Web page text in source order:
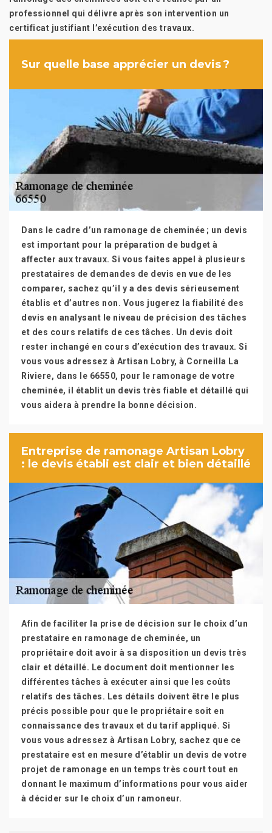
professionnel qui délivre après son intervention un
certificat justifiant l’exécution des travaux.
Sur quelle base apprécier un devis ?
Dans le cadre d’un ramonage de cheminée ; un devis
est important pour la préparation de budget à
affecter aux travaux. Si vous faites appel à plusieurs
prestataires de demandes de devis en vue de les
comparer, sachez qu’il y a des devis sérieusement
établis et d’autres non. Vous jugerez la fiabilité des
devis en analysant le niveau de précision des tâches
et des cours relatifs de ces tâches. Un devis doit
rester inchangé en cours d’exécution des travaux. Si
vous vous adressez à Artisan Lobry, à Corneilla La
Riviere, dans le 66550, pour le ramonage de votre
cheminée, il établit un devis très fiable et détaillé qui
vous aidera à prendre la bonne décision.
Entreprise de ramonage Artisan Lobry
: le devis établi est clair et bien détaillé
Afin de faciliter la prise de décision sur le choix d’un
prestataire en ramonage de cheminée, un
propriétaire doit avoir à sa disposition un devis très
clair et détaillé. Le document doit mentionner les
différentes tâches à exécuter ainsi que les coûts
relatifs des tâches. Les détails doivent être le plus
précis possible pour que le propriétaire soit en
connaissance des travaux et du tarif appliqué. Si
vous vous adressez à Artisan Lobry, sachez que ce
prestataire est en mesure d’établir un devis de votre
projet de ramonage en un temps très court tout en
donnant le maximum d’informations pour vous aider
à décider sur le choix d’un ramoneur.